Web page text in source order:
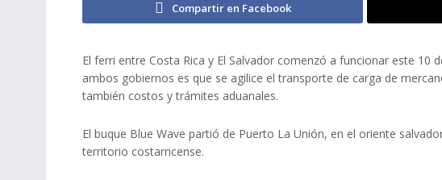
Compartir en Facebook
El ferri entre Costa Rica y El Salvador comenzó a funcionar este 10
ambos gobiernos es que se agilice el transporte de carga de
también costos y trámites aduanales.
El buque Blue Wave partió de Puerto La Unión, en el oriente
territorio costarricense.